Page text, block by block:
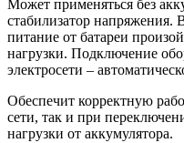
Может применяться без
стабилизатор напряжения.
питание от батареи
нагрузки. Подключение
электросети –
Обеспечит корректную
сети, так и при
нагрузки от аккумулятора.